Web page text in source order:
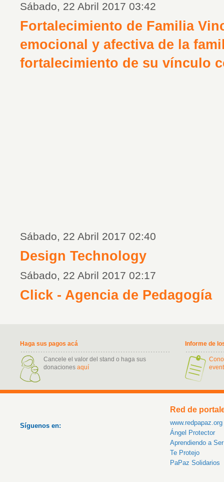
Sábado, 22 Abril 2017 03:42
Fortalecimiento de Familia
emocional y afectiva de la
fortalecimiento de su vínculo
Sábado, 22 Abril 2017 02:40
Design Technology
Sábado, 22 Abril 2017 02:17
Click - Agencia de Pedagogía
Haga sus pagos acá
Cancele el valor del stand o haga sus
donaciones aquí
Informe de
Síguenos en:
Red de
www.redpapaz.org
Ángel Protector
Aprendiendo a
Te Protejo
PaPaz Solidarios